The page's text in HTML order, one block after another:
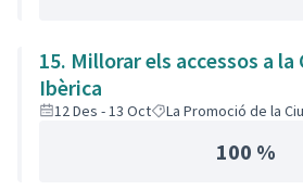
15. Millorar els accessos a
Ibèrica
12 Des - 13 Oct La Promoció de la
100 %